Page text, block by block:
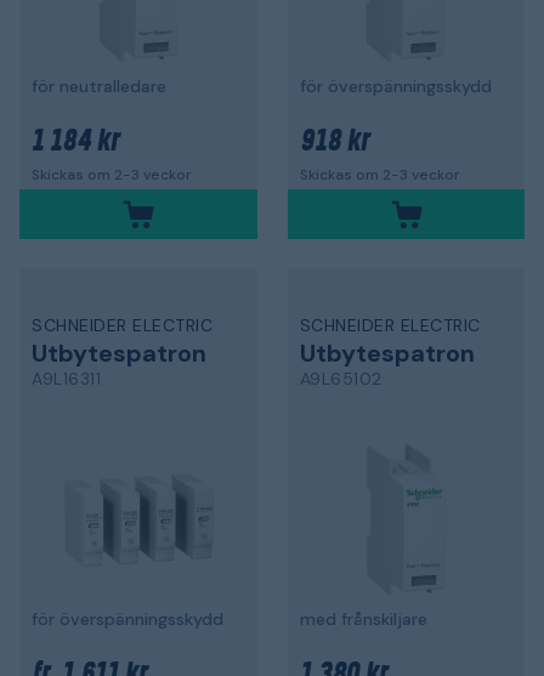
för neutralledare
1 184 kr
Skickas om 2-3 veckor
för överspänningsskydd
918 kr
Skickas om 2-3 veckor
SCHNEIDER ELECTRIC
Utbytespatron
A9L16311
för överspänningsskydd
SCHNEIDER ELECTRIC
Utbytespatron
A9L65102
med frånskiljare